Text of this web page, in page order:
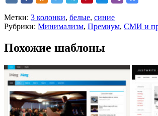
Метки: 3 колонки, белые, синие
Рубрики: Минимализм, Премиум, СМИ и
Похожие шаблоны